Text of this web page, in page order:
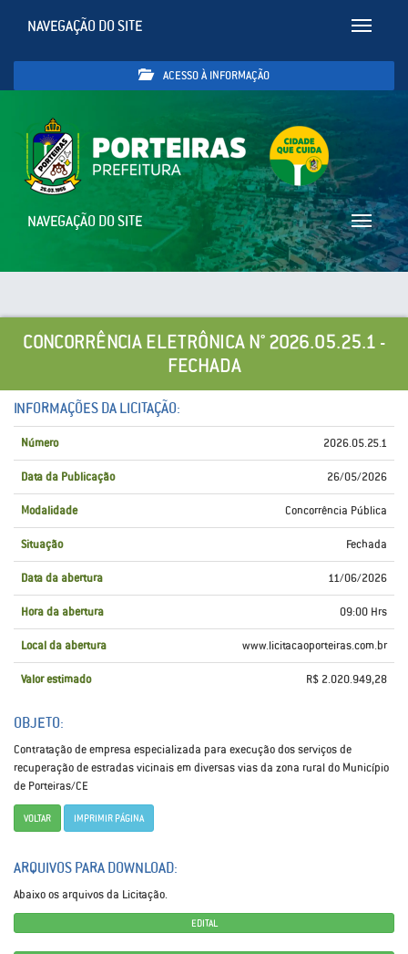
Toggle
NAVEGAÇÃO DO SITE
ACESSO À INFORMAÇÃO
Toggle
NAVEGAÇÃO DO SITE
CONCORRÊNCIA ELETRÔNICA N° 2026.05.25.1 -
FECHADA
INFORMAÇÕES DA LICITAÇÃO:
Número 2026.05.25.1
Data da Publicação 26/05/2026
Modalidade Concorrência Pública
Situação Fechada
Data da abertura 11/06/2026
Hora da abertura 09:00 Hrs
Local da abertura www.licitacaoporteiras.com.br
Valor estimado R$ 2.020.949,28
OBJETO:
Contratação de empresa especializada para execução dos serviços de
recuperação de estradas vicinais em diversas vias da zona rural do Município
de Porteiras/CE
VOLTAR IMPRIMIR PÁGINA
ARQUIVOS PARA DOWNLOAD:
Abaixo os arquivos da Licitação.
EDITAL